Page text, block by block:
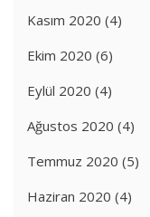
Kasım 2020 (4)
Ekim 2020 (6)
Eylül 2020 (4)
Ağustos 2020 (4)
Temmuz 2020 (5)
Haziran 2020 (4)